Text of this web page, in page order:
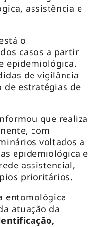
assistência e
o
casos a partir
epidemiológica.
de vigilância
de estratégias de
que realiza
com
voltados a
epidemiológica e
assistencial,
prioritários.
entomológica
atuação da